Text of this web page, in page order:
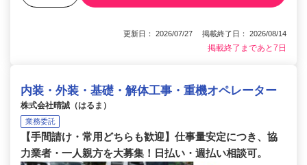
更新日： 2026/07/27 掲載終了日： 2026/08/14
掲載終了まであと7日
内装・外装・基礎・解体工事・重機オペレーター
株式会社晴誠（はるま）
業務委託
【手間請け・常用どちらも歓迎】仕事量安定につき、協
力業者・一人親方を大募集！日払い・週払い相談可。